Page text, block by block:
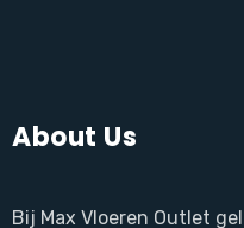
About Us
Bij Max Vloeren Outlet